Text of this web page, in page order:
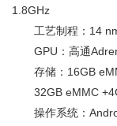
1.8GHz
工艺制程：14
GPU：高通
存储：16GB
32GB eMMC
操作系统：